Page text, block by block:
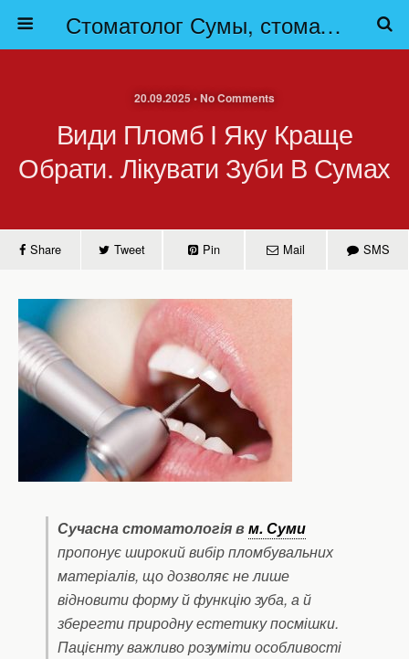
Стоматолог Сумы, стоматологические клиники Сумы, детская стоматология в Сумах. | Частная стоматология Сумы
20.09.2025 • No Comments
Види Пломб І Яку Краще
Обрати. Лікувати Зуби В Сумах
Share Tweet Pin Mail SMS
Сучасна стоматологія вм. Суми
пропонує широкий вибір пломбувальних
матеріалів, що дозволяє не лише
відновити форму й функцію зуба, а й
зберегти природну естетику посмішки.
Пацієнту важливо розуміти особливості